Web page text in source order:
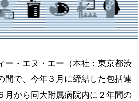
ー・エヌ・エー（本社：東京都渋
間で、今年３月に締結した包括連
月から同大附属病院内に２年間の